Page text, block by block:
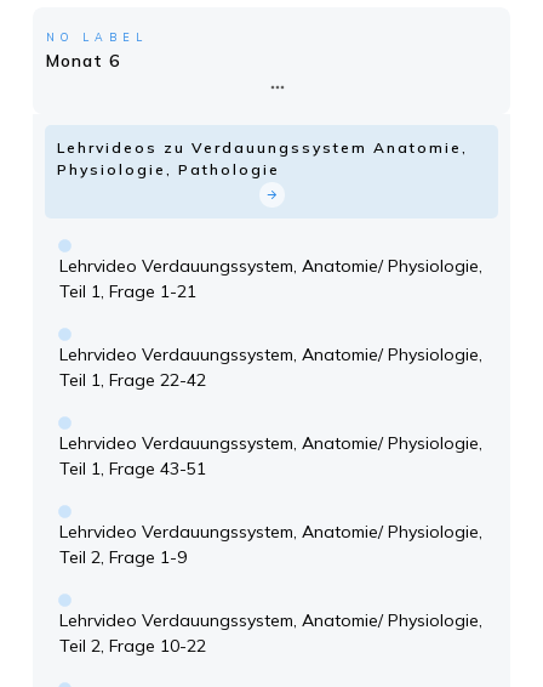
NO LABEL
Monat 6
Lehrvideos zu Verdauungssystem Anatomie,
Physiologie, Pathologie
Lehrvideo Verdauungssystem, Anatomie/ Physiologie,
Teil 1, Frage 1-21
Lehrvideo Verdauungssystem, Anatomie/ Physiologie,
Teil 1, Frage 22-42
Lehrvideo Verdauungssystem, Anatomie/ Physiologie,
Teil 1, Frage 43-51
Lehrvideo Verdauungssystem, Anatomie/ Physiologie,
Teil 2, Frage 1-9
Lehrvideo Verdauungssystem, Anatomie/ Physiologie,
Teil 2, Frage 10-22